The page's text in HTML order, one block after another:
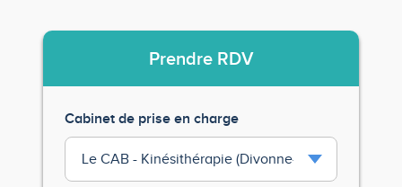
Prendre RDV
Cabinet de prise en charge